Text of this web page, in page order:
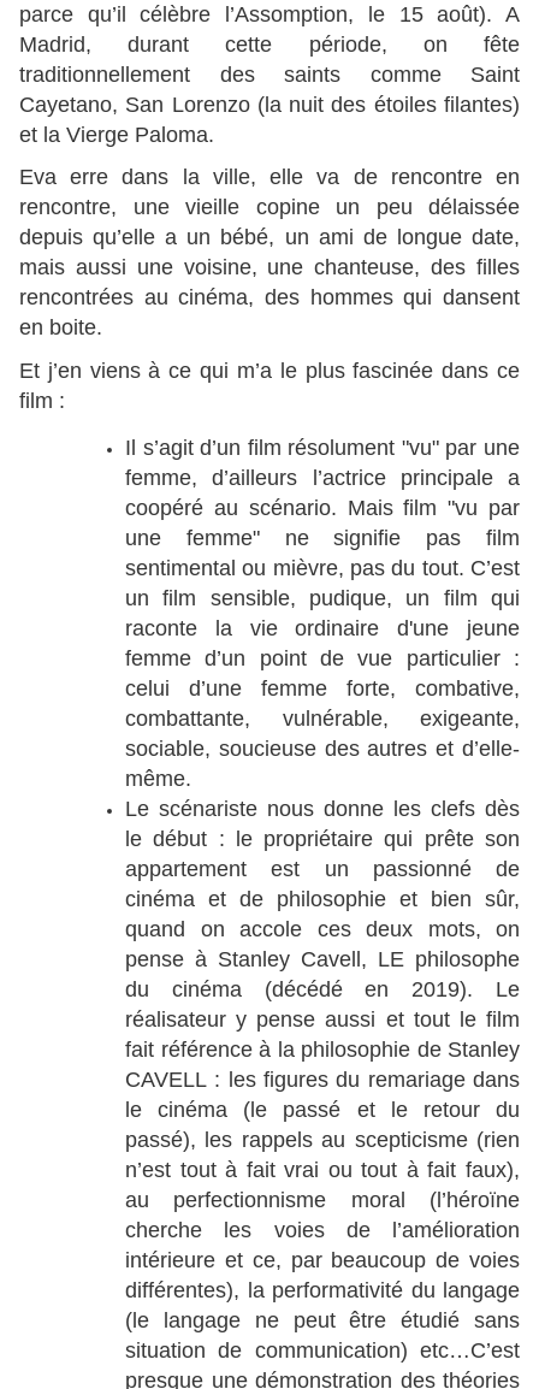
parce qu’il célèbre l’Assomption, le 15 août). A
Madrid, durant cette période, on fête
traditionnellement des saints comme Saint
Cayetano, San Lorenzo (la nuit des étoiles filantes)
et la Vierge Paloma.
Eva erre dans la ville, elle va de rencontre en
rencontre, une vieille copine un peu délaissée
depuis qu’elle a un bébé, un ami de longue date,
mais aussi une voisine, une chanteuse, des filles
rencontrées au cinéma, des hommes qui dansent
en boite.
Et j’en viens à ce qui m’a le plus fascinée dans ce
film :
Il s’agit d’un film résolument "vu" par une
femme, d’ailleurs l’actrice principale a
coopéré au scénario. Mais film "vu par
une femme" ne signifie pas film
sentimental ou mièvre, pas du tout. C’est
un film sensible, pudique, un film qui
raconte la vie ordinaire d'une jeune
femme d’un point de vue particulier :
celui d’une femme forte, combative,
combattante, vulnérable, exigeante,
sociable, soucieuse des autres et d’elle-
même.
Le scénariste nous donne les clefs dès
le début : le propriétaire qui prête son
appartement est un passionné de
cinéma et de philosophie et bien sûr,
quand on accole ces deux mots, on
pense à Stanley Cavell, LE philosophe
du cinéma (décédé en 2019). Le
réalisateur y pense aussi et tout le film
fait référence à la philosophie de Stanley
CAVELL : les figures du remariage dans
le cinéma (le passé et le retour du
passé), les rappels au scepticisme (rien
n’est tout à fait vrai ou tout à fait faux),
au perfectionnisme moral (l’héroïne
cherche les voies de l’amélioration
intérieure et ce, par beaucoup de voies
différentes), la performativité du langage
(le langage ne peut être étudié sans
situation de communication) etc…C’est
presque une démonstration des théories